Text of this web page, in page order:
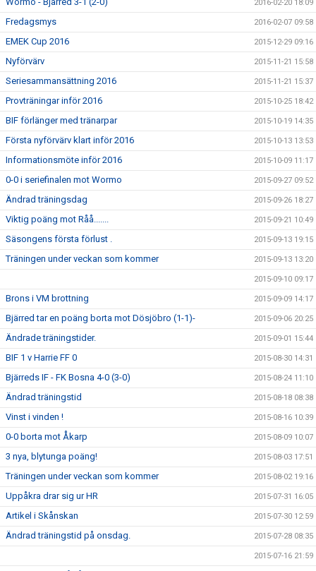
2016-02-20 18:09
Fredagsmys 2016-02-07 09:58
EMEK Cup 2016 2015-12-29 09:16
Nyförvärv 2015-11-21 15:58
Seriesammansättning 2016 2015-11-21 15:37
Provträningar inför 2016 2015-10-25 18:42
BIF förlänger med tränarpar 2015-10-19 14:35
Första nyförvärv klart inför 2016 2015-10-13 13:53
Informationsmöte inför 2016 2015-10-09 11:17
0-0 i seriefinalen mot Wormo 2015-09-27 09:52
Ändrad träningsdag 2015-09-26 18:27
Viktig poäng mot Råå....... 2015-09-21 10:49
Säsongens första förlust . 2015-09-13 19:15
Träningen under veckan som kommer 2015-09-13 13:20
2015-09-10 09:17
Brons i VM brottning 2015-09-09 14:17
Bjärred tar en poäng borta mot Dösjöbro (1-1)- 2015-09-06 20:25
Ändrade träningstider. 2015-09-01 15:44
BIF 1 v Harrie FF 0 2015-08-30 14:31
Bjärreds IF - FK Bosna 4-0 (3-0) 2015-08-24 11:10
Ändrad träningstid 2015-08-18 08:38
Vinst i vinden ! 2015-08-16 10:39
0-0 borta mot Åkarp 2015-08-09 10:07
3 nya, blytunga poäng! 2015-08-03 17:51
Träningen under veckan som kommer 2015-08-02 19:16
Uppåkra drar sig ur HR 2015-07-31 16:05
Artikel i Skånskan 2015-07-30 12:59
Ändrad träningstid på onsdag. 2015-07-28 08:35
2015-07-16 21:59